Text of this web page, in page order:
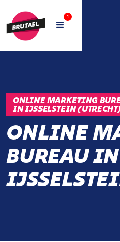
1
ONLINE MARKETING
IN IJSSELSTEIN
ONLINE
BUREAU IN